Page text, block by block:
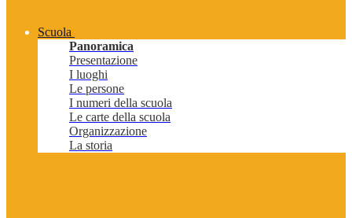
Scuola
Panoramica
Presentazione
I luoghi
Le persone
I numeri della scuola
Le carte della scuola
Organizzazione
La storia